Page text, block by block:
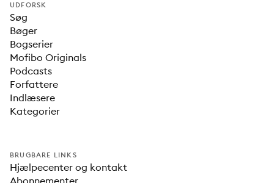
UDFORSK
Søg
Bøger
Bogserier
Mofibo Originals
Podcasts
Forfattere
Indlæsere
Kategorier
BRUGBARE LINKS
Hjælpecenter og kontakt
Abonnementer